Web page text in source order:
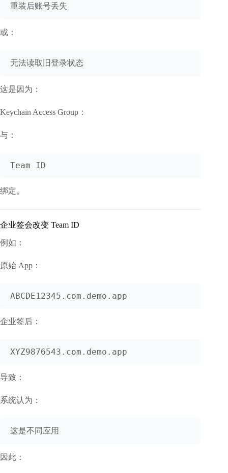
或：
这是因为：
Keychain Access Group：
与：
绑定。
企业签会改变 Team ID
例如：
原始 App：
企业签后：
导致：
系统认为：
因此：